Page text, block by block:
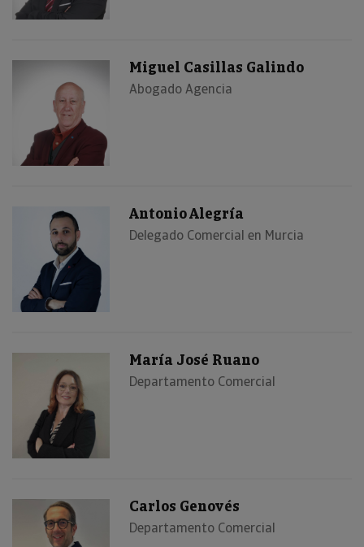
Miguel Casillas Galindo
Abogado Agencia
Antonio Alegría
Delegado Comercial en Murcia
María José Ruano
Departamento Comercial
Carlos Genovés
Departamento Comercial